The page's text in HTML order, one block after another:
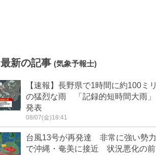
最新の記事 (気象予報士)
【速報】長野県で1時間に約100ミリ
の猛烈な雨 「記録的短時間大雨」
発表
08/07(金)18:41
台風13号が再発達 非常に強い勢力
で沖縄・奄美に接近 状況悪化の前